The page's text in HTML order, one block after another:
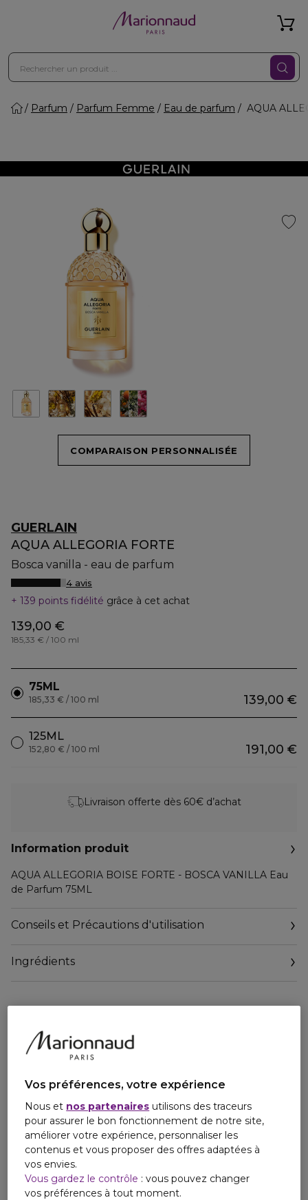
Parfum Parfum Femme Eau de parfum AQUA
COMPARAISON PERSONNALISÉE
GUERLAIN
AQUA ALLEGORIA FORTE
Bosca vanilla - eau de parfum
4 avis
139 points fidélité grâce à cet achat
139,00 €
185,33 € / 100 ml
75ML
139,00 €
185,33 € / 100 ml
125ML
191,00 €
152,80 € / 100 ml
Livraison offerte dès 60€ d’achat
Information produit
AQUA ALLEGORIA BOISE FORTE - BOSCA VANILLA Eau
de Parfum 75ML
Conseils et Précautions d'utilisation
Ingrédients
Vos préférences, votre expérience
Nous et nos partenaires utilisons des traceurs
pour assurer le bon fonctionnement de notre site,
améliorer votre expérience, personnaliser les
contenus et vous proposer des offres adaptées à
vos envies.
Vous gardez le contrôle : vous pouvez changer
vos préférences à tout moment.